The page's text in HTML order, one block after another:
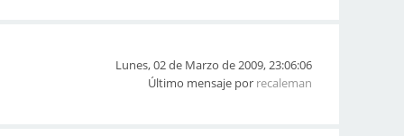
Lunes, 02 de Marzo de 2009, 23:06:06
Último mensaje por recaleman